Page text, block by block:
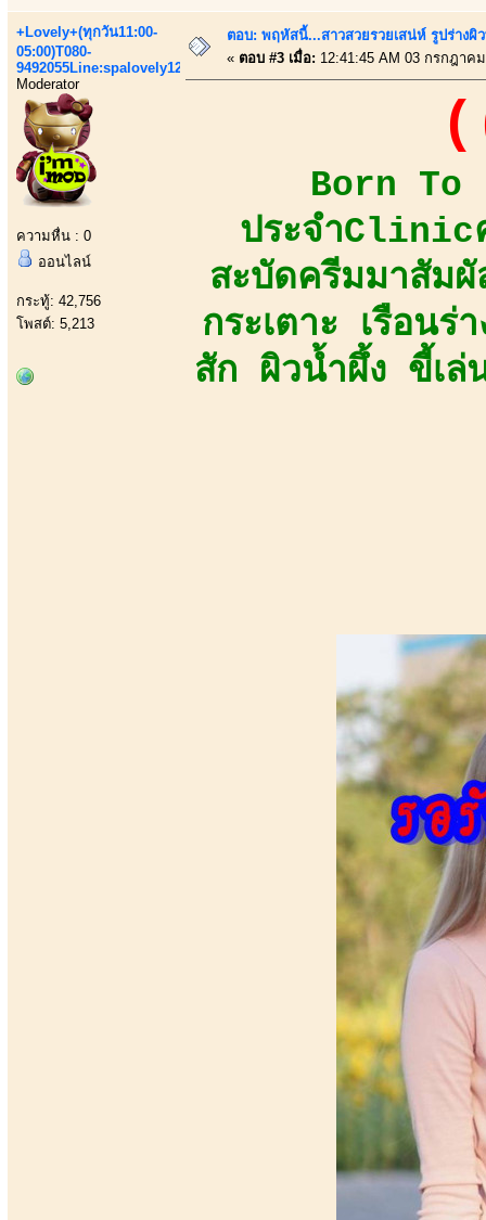
+Lovely+(ทุกวัน11:00-
05:00)T080-
9492055Line:spalovely123
Moderator
ความหื่น : 0
ออนไลน์
กระทู้: 42,756
โพสต์: 5,213
ตอบ: พฤหัสนี้...สาวสวยรวยเสน่ห์ รูปร่างผิ
« ตอบ #3 เมื่อ: 12:41:45 AM 03 กรกฎาค
Born To
ประจำClinic
สะบัดครีมมาสัมผั
กระเตาะ เรือน
สัก ผิวน้ำผึ้ง ขี้เล่